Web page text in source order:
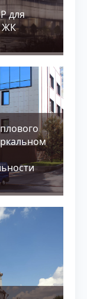
для
ЖК